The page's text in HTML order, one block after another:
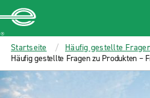
MAIN
CONTENT
Enterprise
Startseite
Häufig gestellte
Häufig gestellte Fragen zu Produkten –